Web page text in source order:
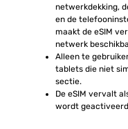
netwerkdekking,
en de
maakt de eSIM
netwerk
Alleen te
tablets die niet
sectie.
De eSIM vervalt
wordt